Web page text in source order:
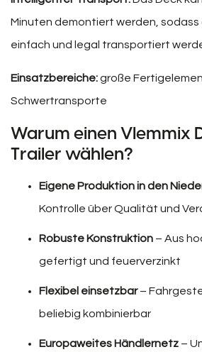
Minuten demontiert werden, sodass
einfach und legal transportiert
Einsatzbereiche:große
Schwertransporte
Warum einen Vlemmix
Trailer wählen?
Eigene Produktion in den
Kontrolle über Qualität und
Robuste Konstruktion – Aus
gefertigt und feuerverzinkt
Flexibel einsetzbar–
beliebig kombinierbar
Europaweites Händlernetz –